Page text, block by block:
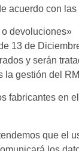
acuerdo con
devoluciones»
13 de
y serán
gestión del
fabricantes en
que el